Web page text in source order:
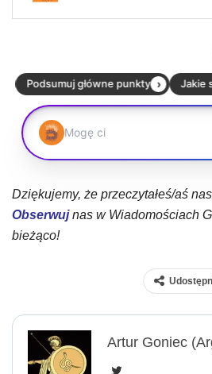
Dziękujemy, że przeczytałeś/aś
Obserwujnas w Wiadomościach
bieżąco!
Artur Goniec